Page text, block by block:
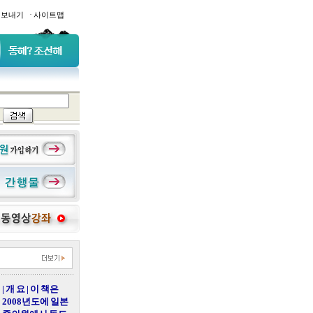
내기 · 사이트맵
| 개 요 | 이 책은
2008년도에 일본